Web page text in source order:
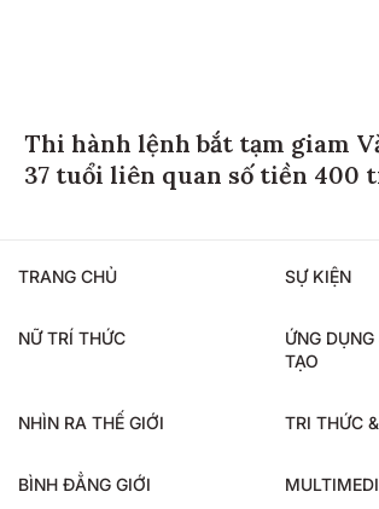
Thi hành lệnh bắt tạm giam
37 tuổi liên quan số tiền 400
TRANG CHỦ SỰ KIỆN
NỮ TRÍ THỨC
ỨNG
TẠO
NHÌN RA THẾ GIỚI TRI THỨC
BÌNH ĐẲNG GIỚI